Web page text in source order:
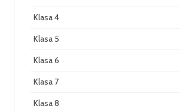
Klasa 4
Klasa 5
Klasa 6
Klasa 7
Klasa 8